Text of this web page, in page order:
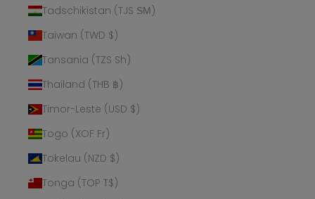
Tadschikistan (TJS ЅМ)
Taiwan (TWD $)
Tansania (TZS Sh)
Thailand (THB ฿)
Timor-Leste (USD $)
Togo (XOF Fr)
Tokelau (NZD $)
Tonga (TOP T$)